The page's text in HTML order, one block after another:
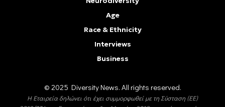
Age
Race & Ethnicity
Interviews
Business
© 2025 Diversity Νews. All rights reserved.
Η Εταιρεία δηλώνει ότι έχει συμμορφωθεί με τη Σύσταση (ΕΕ)